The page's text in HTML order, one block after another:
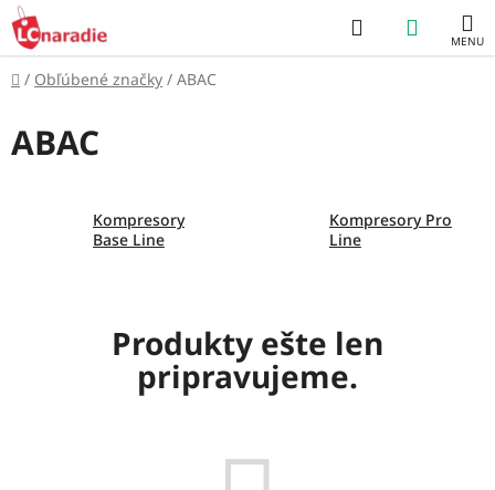
Prejsť
na
obsah
Hľadať
KOŠÍK
Domov
/ Obľúbené značky / ABAC
ABAC
Kompresory
Base Line
Kompresory Pro
Line
Produkty ešte len
pripravujeme.